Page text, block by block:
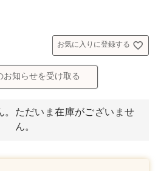
お気に入りに登録する
お知らせを受け取る
。ただいま在庫がございませ
ん。